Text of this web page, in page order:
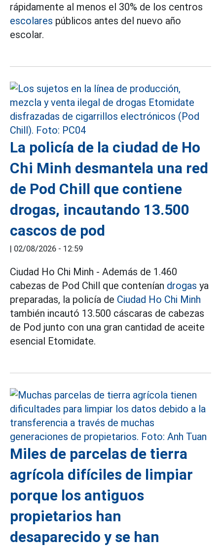
rápidamente al menos el 30% de los centros
escolares públicos antes del nuevo año
escolar.
La policía de la ciudad de Ho
Chi Minh desmantela una red
de Pod Chill que contiene
drogas, incautando 13.500
cascos de pod
| 02/08/2026 - 12:59
Ciudad Ho Chi Minh - Además de 1.460
cabezas de Pod Chill que contenían drogas ya
preparadas, la policía de Ciudad Ho Chi Minh
también incautó 13.500 cáscaras de cabezas
de Pod junto con una gran cantidad de aceite
esencial Etomidate.
Miles de parcelas de tierra
agrícola difíciles de limpiar
porque los antiguos
propietarios han
desaparecido y se han